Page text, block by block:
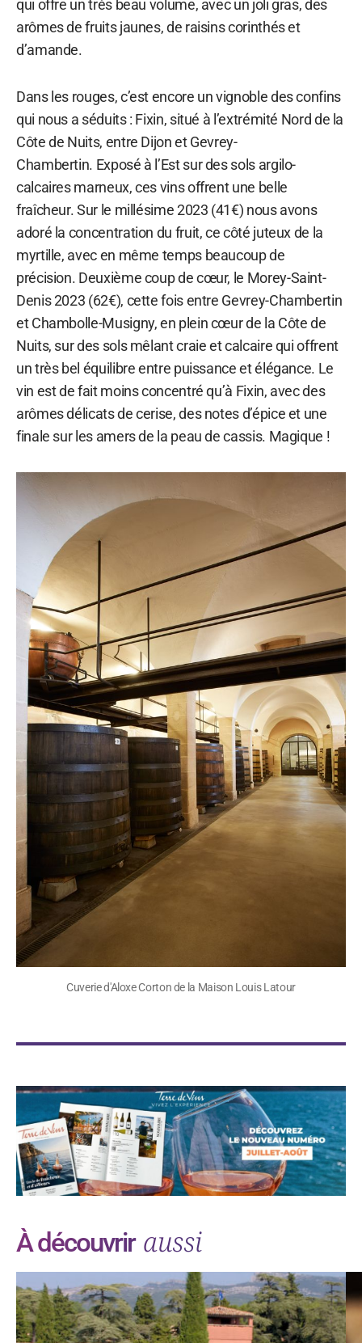
qui offre un très beau volume, avec un joli gras, des
arômes de fruits jaunes, de raisins corinthés et
d’amande.
Dans les rouges, c’est encore un vignoble des confins
qui nous a séduits : Fixin, situé à l’extrémité Nord de la
Côte de Nuits, entre Dijon et Gevrey-
Chambertin. Exposé à l’Est sur des sols argilo-
calcaires marneux, ces vins offrent une belle
fraîcheur. Sur le millésime 2023 (41€) nous avons
adoré la concentration du fruit, ce côté juteux de la
myrtille, avec en même temps beaucoup de
précision. Deuxième coup de cœur, le Morey-Saint-
Denis 2023 (62€), cette fois entre Gevrey-Chambertin
et Chambolle-Musigny, en plein cœur de la Côte de
Nuits, sur des sols mêlant craie et calcaire qui offrent
un très bel équilibre entre puissance et élégance. Le
vin est de fait moins concentré qu’à Fixin, avec des
arômes délicats de cerise, des notes d’épice et une
finale sur les amers de la peau de cassis. Magique !
Cuverie d'Aloxe Corton de la Maison Louis Latour
À découvrir aussi